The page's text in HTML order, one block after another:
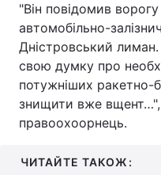
"Він повідомив
автомобільно-
Дністровський
свою думку про
потужніших
знищити вже вщент…",
правоохоорнець.
ЧИТАЙТЕ ТАКОЖ: